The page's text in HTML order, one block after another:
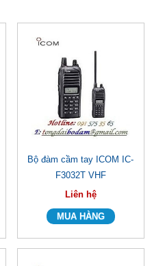
Bộ đàm cầm tay ICOM IC-
F3032T VHF
Liên hệ